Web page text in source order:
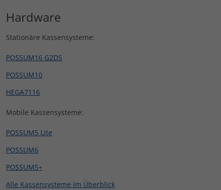
Hardware
Stationäre Kassensysteme:
POSSUM16 G2DS
POSSUM10
HEGA7116
Mobile Kassensysteme:
POSSUM5 Lite
POSSUM6
POSSUM5+
Alle Kassensysteme im Überblick